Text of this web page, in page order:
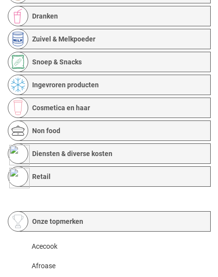
Dranken
Zuivel & Melkpoeder
Snoep & Snacks
Ingevroren producten
Cosmetica en haar
Non food
Diensten & diverse kosten
Retail
Onze topmerken
Acecook
Afroase